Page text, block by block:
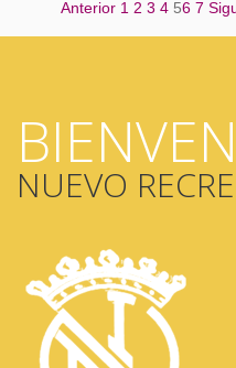
Anterior 1 2 3 4 56 7
NUEVO